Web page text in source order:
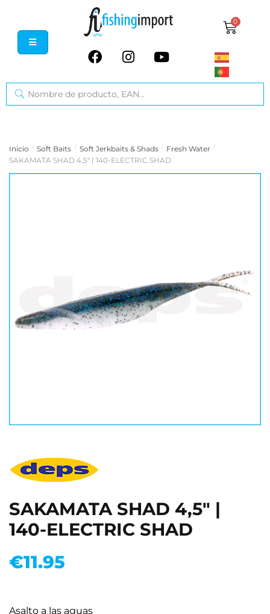
0
Inicio / Soft Baits / Soft Jerkbaits & Shads / Fresh Water /
SAKAMATA SHAD 4,5" | 140-ELECTRIC SHAD
SAKAMATA SHAD 4,5" |
140-ELECTRIC SHAD
€11.95
Asalto a las aguas